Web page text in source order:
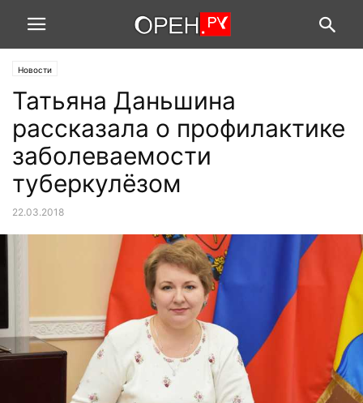
Новости
Татьяна Даньшина
рассказала о профилактике
заболеваемости
туберкулёзом
22.03.2018